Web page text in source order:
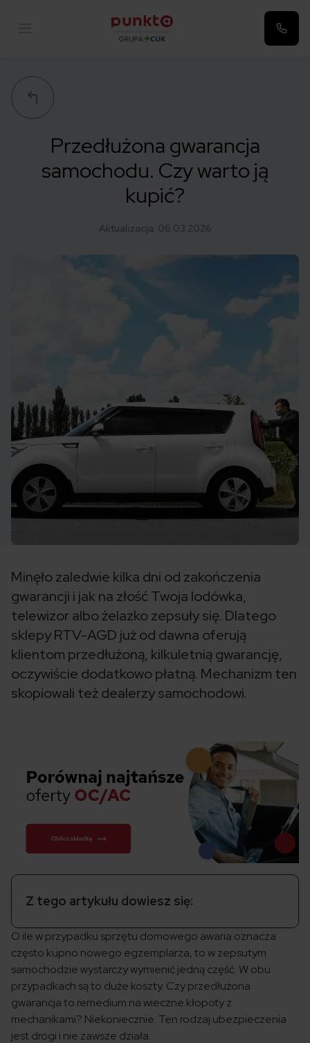
Przedłużona gwarancja
samochodu. Czy warto ją
kupić?
Aktualizacja: 06.03.2026
Minęło zaledwie kilka dni od zakończenia
gwarancji i jak na złość Twoja lodówka,
telewizor albo żelazko zepsuły się. Dlatego
sklepy RTV-AGD już od dawna oferują
klientom przedłużoną, kilkuletnią gwarancję,
oczywiście dodatkowo płatną. Mechanizm ten
skopiowali też dealerzy samochodowi.
Z tego artykułu dowiesz się:
O ile w przypadku sprzętu domowego awaria oznacza
często kupno nowego egzemplarza, to w zepsutym
samochodzie wystarczy wymienić jedną część. W obu
przypadkach są to duże koszty. Czy przedłużona
gwarancja to remedium na wieczne kłopoty z
mechanikami? Niekoniecznie. Ten rodzaj ubezpieczenia
jest drogi i nie zawsze działa.